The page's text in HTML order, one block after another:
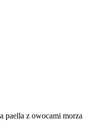
paella z owocami morza